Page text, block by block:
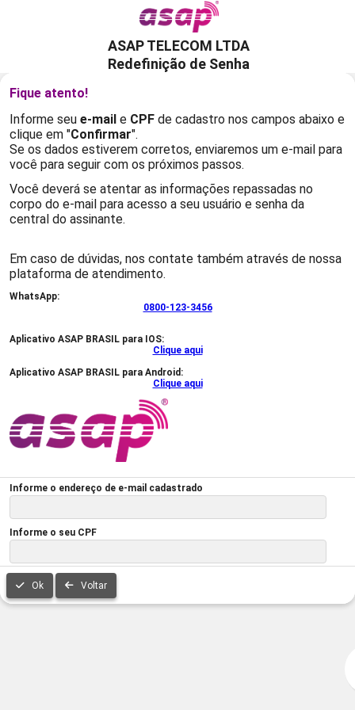
ASAP TELECOM LTDA
Redefinição de Senha
Fique atento!
Informe seu e-mail e CPF de cadastro nos campos abaixo e
clique em "Confirmar".
Se os dados estiverem corretos, enviaremos um e-mail para
você para seguir com os próximos passos.
Você deverá se atentar as informações repassadas no
corpo do e-mail para acesso a seu usuário e senha da
central do assinante.
Em caso de dúvidas, nos contate também através de nossa
plataforma de atendimento.
WhatsApp:
0800-123-3456
Aplicativo ASAP BRASIL para IOS:
Clique aqui
Aplicativo ASAP BRASIL para Android:
Clique aqui
Informe o endereço de e-mail cadastrado
Informe o seu CPF
Ok Voltar